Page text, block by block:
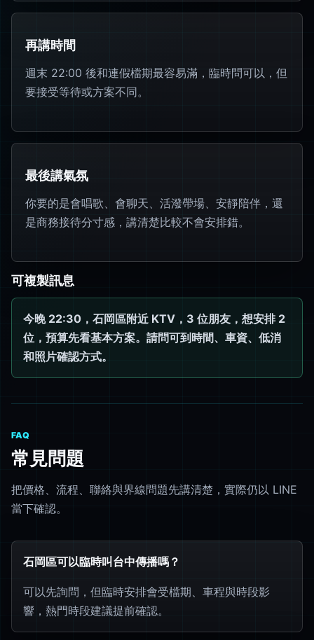
再講時間
週末 22:00 後和連假檔期最容易滿，臨時問可以，但
要接受等待或方案不同。
最後講氣氛
你要的是會唱歌、會聊天、活潑帶場、安靜陪伴，還
是商務接待分寸感，講清楚比較不會安排錯。
可複製訊息
今晚 22:30，石岡區附近 KTV，3 位朋友，想安排 2
位，預算先看基本方案。請問可到時間、車資、低消
和照片確認方式。
FAQ
常見問題
把價格、流程、聯絡與界線問題先講清楚，實際仍以 LINE
當下確認。
石岡區可以臨時叫台中傳播嗎？
可以先詢問，但臨時安排會受檔期、車程與時段影
響，熱門時段建議提前確認。